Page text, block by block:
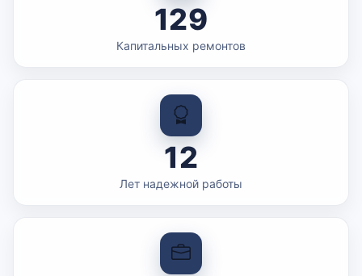
129
Капитальных ремонтов
12
Лет надежной работы